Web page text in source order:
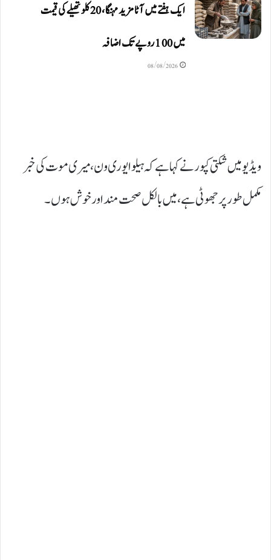
ایک ہفتے میں آٹا مزید مہنگا، 20 کلو تھیلے کی قیمت
میں 100 روپے تک اضافہ
08/08/2026
ویڈیو میں شکتی کپور نے کہا ہے کہ ہیلو ایوری ون، میری موت کی خبر
مکمل طور پر جھوٹی ہے، میں بالکل صحت مند اور خوش ہوں۔